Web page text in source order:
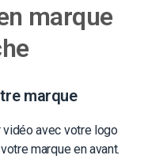
marque
marque
avec votre logo
marque en avant.